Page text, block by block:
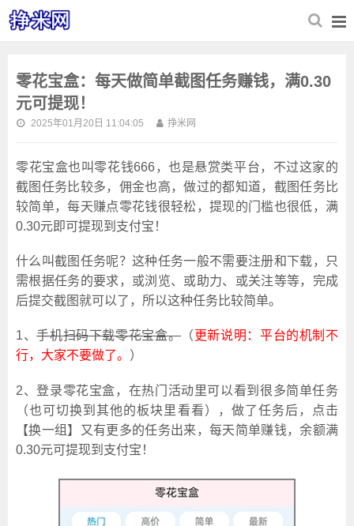
零花宝盒：每天做简单截图任务赚钱，满0.30
元可提现！
2025年01月20日 11:04:05 挣米网
零花宝盒也叫零花钱666，也是悬赏类平台，不过这家的
截图任务比较多，佣金也高，做过的都知道，截图任务比
较简单，每天赚点零花钱很轻松，提现的门槛也很低，满
0.30元即可提现到支付宝！
什么叫截图任务呢？这种任务一般不需要注册和下载，只
需根据任务的要求，或浏览、或助力、或关注等等，完成
后提交截图就可以了，所以这种任务比较简单。
1、手机扫码下载零花宝盒。 （ 更新说明：平台的机制不
行，大家不要做了。 ）
2、登录零花宝盒，在热门活动里可以看到很多简单任务
（也可切换到其他的板块里看看），做了任务后，点击
【换一组】又有更多的任务出来，每天简单赚钱，余额满
0.30元可提现到支付宝！